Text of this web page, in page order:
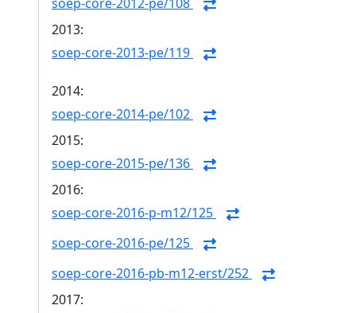
soep-core-2012-pe/108
2013:
soep-core-2013-pe/119
2014:
soep-core-2014-pe/102
2015:
soep-core-2015-pe/136
2016:
soep-core-2016-p-m12/125
soep-core-2016-pe/125
soep-core-2016-pb-m12-erst/252
2017: